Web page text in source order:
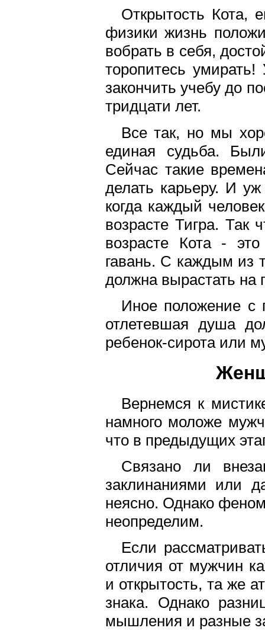
Открытость Кота,
физики жизнь
вобрать в себя,
торопитесь
закончить учебу до
тридцати лет.
Все так, но мы
единая судьба.
Сейчас такие
делать карьеру. И
когда каждый
возрасте Тигра. Так
возрасте Кота -
гавань. С каждым из
должна вырастать на
Иное положение с
отлетевшая душа
ребенок-сирота или
Вернемся к
намного моложе
что в предыдущих
Связано ли
заклинаниями или
неясно. Однако
неопределим.
Если
отличия от мужчин
и открытость, та же
знака. Однако
мышления и разные